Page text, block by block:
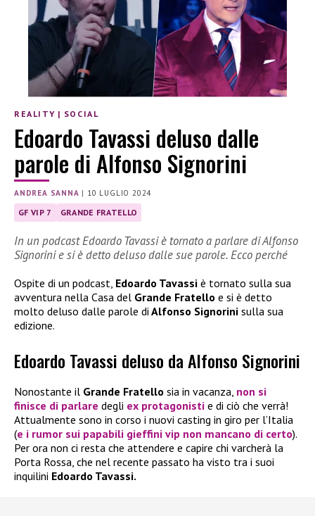
REALITY | SOCIAL
Edoardo Tavassi deluso dalle
parole di Alfonso Signorini
ANDREA SANNA | 10 LUGLIO 2024
GF VIP 7 GRANDE FRATELLO
In un podcast Edoardo Tavassi è tornato a parlare di Alfonso
Signorini e si è detto deluso dalle sue parole. Ecco perché
Ospite di un podcast, Edoardo Tavassi è tornato sulla sua
avventura nella Casa del Grande Fratello e si è detto
molto deluso dalle parole di Alfonso Signorini sulla sua
edizione.
Edoardo Tavassi deluso da Alfonso Signorini
Nonostante il Grande Fratello sia in vacanza, non si
finisce di parlare degli ex protagonisti e di ciò che verrà!
Attualmente sono in corso i nuovi casting in giro per l’Italia
(e i rumor sui papabili gieffini vip non mancano di certo).
Per ora non ci resta che attendere e capire chi varcherà la
Porta Rossa, che nel recente passato ha visto tra i suoi
inquilini Edoardo Tavassi.